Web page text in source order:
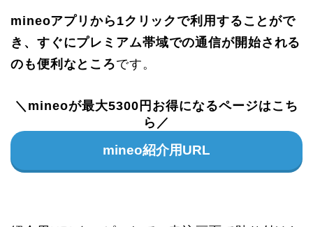
mineoアプリから1クリックで利用することがで
き、すぐにプレミアム帯域での通信が開始される
のも便利なところです。
＼mineoが最大5300円お得になるページはこち
ら／
mineo紹介用URL